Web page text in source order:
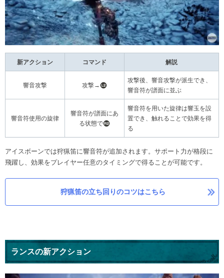
新アクション コマンド 解説
響音攻撃 攻撃→
攻撃後、響音攻撃が派生でき、
響音符が譜面に並ぶ
響音符使用の旋律
響音符が譜面にあ
る状態で
響音符を用いた旋律は響玉を設
置でき、触れることで効果を得
る
アイスボーンでは狩猟笛に響音符が追加されます。サポート力が格段に
飛躍し、効果をプレイヤー任意のタイミングで得ることが可能です。
狩猟笛の立ち回りのコツはこちら
ランスの新アクション